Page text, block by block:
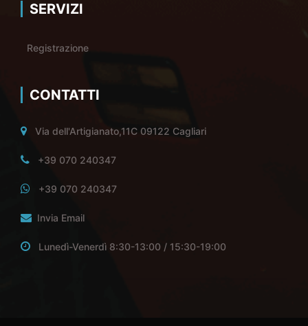
SERVIZI
Registrazione
CONTATTI
Via dell'Artigianato,11C 09122 Cagliari
+39 070 240347
+39 070 240347
Invia Email
Lunedì-Venerdì 8:30-13:00 / 15:30-19:00